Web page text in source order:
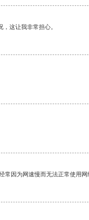
这让我非常担心。
因为网速慢而无法正常使用网